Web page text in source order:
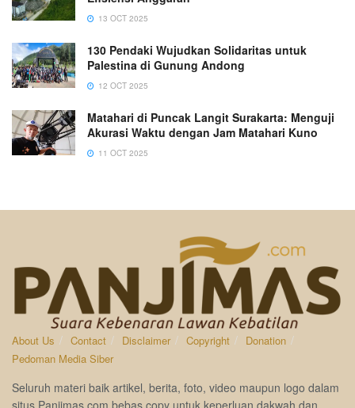
13 OCT 2025
130 Pendaki Wujudkan Solidaritas untuk
Palestina di Gunung Andong
12 OCT 2025
Matahari di Puncak Langit Surakarta: Menguji
Akurasi Waktu dengan Jam Matahari Kuno
11 OCT 2025
About Us Contact Disclaimer Copyright
Donation
Pedoman Media Siber
Seluruh materi baik artikel, berita, foto, video maupun logo dalam
situs Panjimas.com bebas copy untuk keperluan dakwah dan